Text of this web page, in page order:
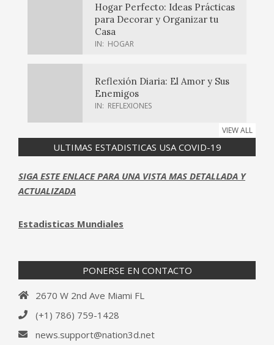
Hogar Perfecto: Ideas Prácticas
para Decorar y Organizar tu
Casa
IN: HOGAR
Reflexión Diaria: El Amor y Sus
Enemigos
IN: REFLEXIONES
VIEW ALL
ULTIMAS ESTADISTICAS USA COVID-19
SIGA ESTE ENLACE PARA UNA VISTA MAS DETALLADA Y
ACTUALIZADA
Estadisticas Mundiales
PONERSE EN CONTACTO
2670 W 2nd Ave Miami FL
(+1) 786) 759-1428‬
news.support@nation3d.net